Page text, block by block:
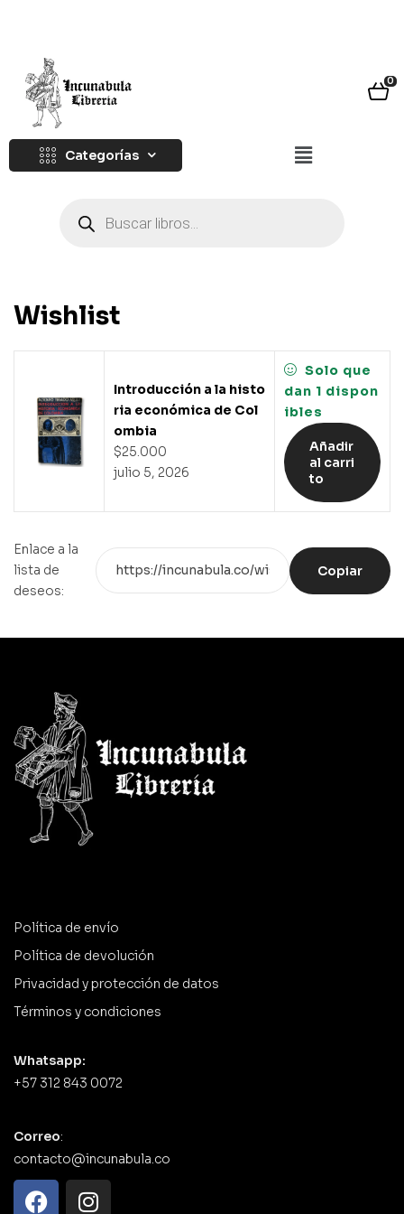
0
Categorías
Wishlist
Introducción a la histo
ria económica de Col
ombia
$25.000
julio 5, 2026
Solo que
dan 1 dispon
ibles
Añadir
al carri
to
Enlace a la
lista de
deseos:
Copiar
Política de envío
Política de devolución
Privacidad y protección de datos
Términos y condiciones
Whatsapp:
+57 312 843 0072
Correo:
contacto@incunabula.co